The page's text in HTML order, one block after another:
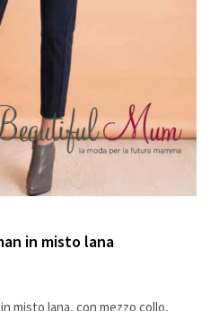
in misto lana
misto lana, con mezzo collo,